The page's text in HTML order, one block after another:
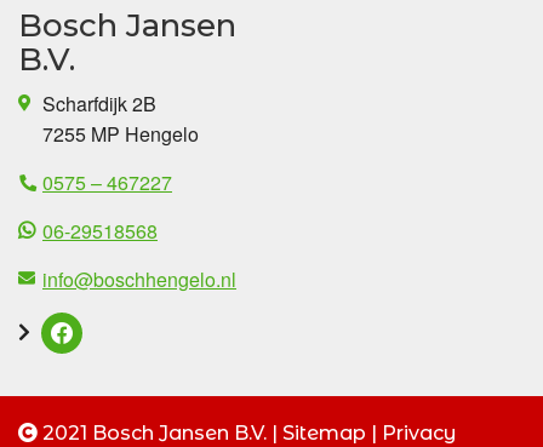
Bosch Jansen
B.V.
Scharfdijk 2B
7255 MP Hengelo
0575 – 467227
06-29518568
info@boschhengelo.nl
2021 Bosch Jansen B.V. | Sitemap Privacy